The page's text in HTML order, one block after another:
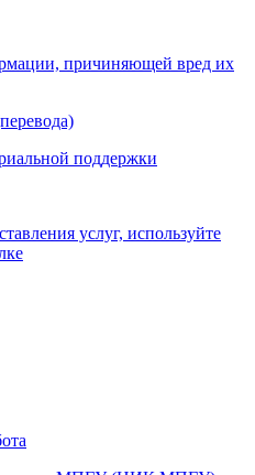
причиняющей вред их
поддержки
услуг, используйте